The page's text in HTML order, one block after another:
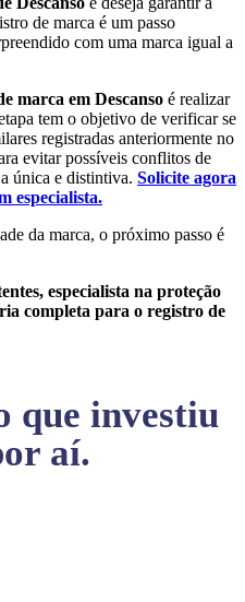
de marca é um passo
com uma marca igual a
marca em Descanso é realizar
tem o objetivo de verificar se
registradas anteriormente no
evitar possíveis conflitos de
única e distintiva. Solicite agora
especialista.
da marca, o próximo passo é
especialista na proteção
completa para o registro de
que investiu
aí.